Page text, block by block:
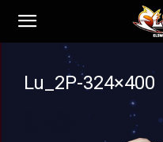
Lu_2P-324×400